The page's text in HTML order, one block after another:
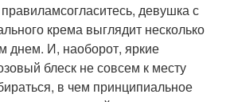
девушка с
крема выглядит несколько
днем. И, наоборот, яркие
блеск не совсем к месту
в чем принципиальное